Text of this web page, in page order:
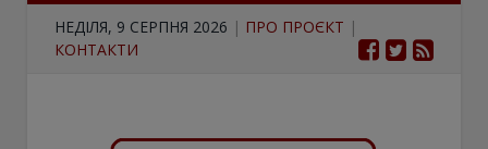
НЕДІЛЯ, 9 СЕРПНЯ 2026 | ПРО ПРОЄКТ |
КОНТАКТИ